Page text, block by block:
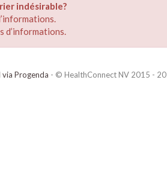
indésirable?
d’informations.
Progenda - © HealthConnect NV 2015 -